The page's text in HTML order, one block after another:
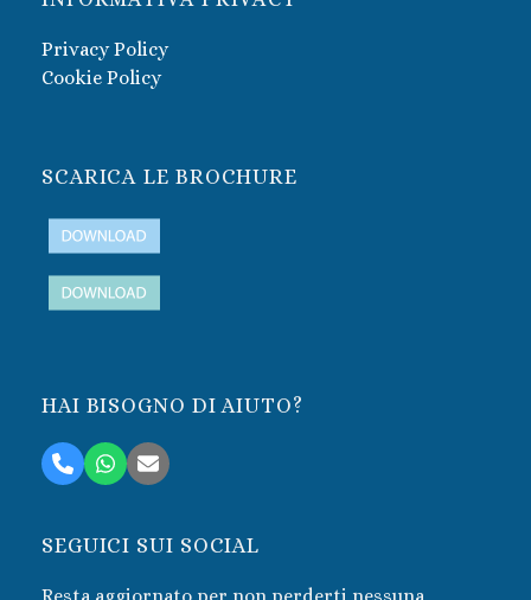
Privacy Policy
Cookie Policy
SCARICA LE BROCHURE
HAI BISOGNO DI AIUTO?
TelefonoWhatsapp
Email
SEGUICI SUI SOCIAL